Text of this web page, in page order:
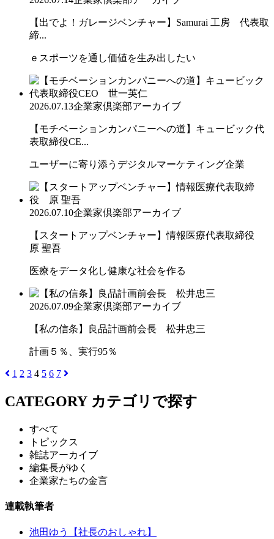
【出でよ！ガレージベンチャー】Samurai 工房 代表取
締...
ｅスポーツを通し価値を生み出したい
2026.07.13企業家倶楽部アーカイブ
【モチベーションカンパニーへの道】キュービック代
表取締役CE...
ユーザーに寄り添うデジタルマーケティング企業
2026.07.10企業家倶楽部アーカイブ
【スタートアップベンチャー】情報医療代表取締役
原 聖吾
医療をデータ化し健康な社会を作る
2026.07.09企業家倶楽部アーカイブ
【私の信条】良品計画前会長 松井忠三
計画５％、実行95％
1 2 3 4 5 6 7
CATEGORY カテゴリで探す
すべて
トピックス
雑誌アーカイブ
編集長がゆく
企業家たちの金言
連載執筆者
池田ゆう【社長のおしゃれ】